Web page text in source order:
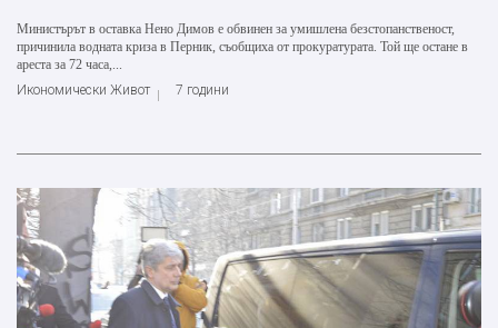
Министърът в оставка Нено Димов е обвинен за умишлена безстопанственост,
причинила водната криза в Перник, съобщиха от прокуратурата. Той ще остане в
ареста за 72 часа,...
Икономически Живот
7 години